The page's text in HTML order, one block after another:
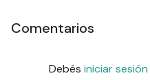
Comentarios
Debés iniciar sesión